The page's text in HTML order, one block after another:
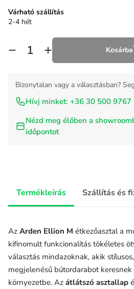
Várható szállítás
2-4 hét
Kosárba
Bizonytalan vagy a választásban?
Hívj minket: +36 30 500 9767
Nézd meg élőben a
időpontot
Termékleírás Szállítás és
Az Arden Ellion M étkezőasztal a
kifinomult funkcionalitás tökéletes
választás mindazoknak, akik
megjelenésű bútordarabot
környezetbe. Az átlátszó asztallap